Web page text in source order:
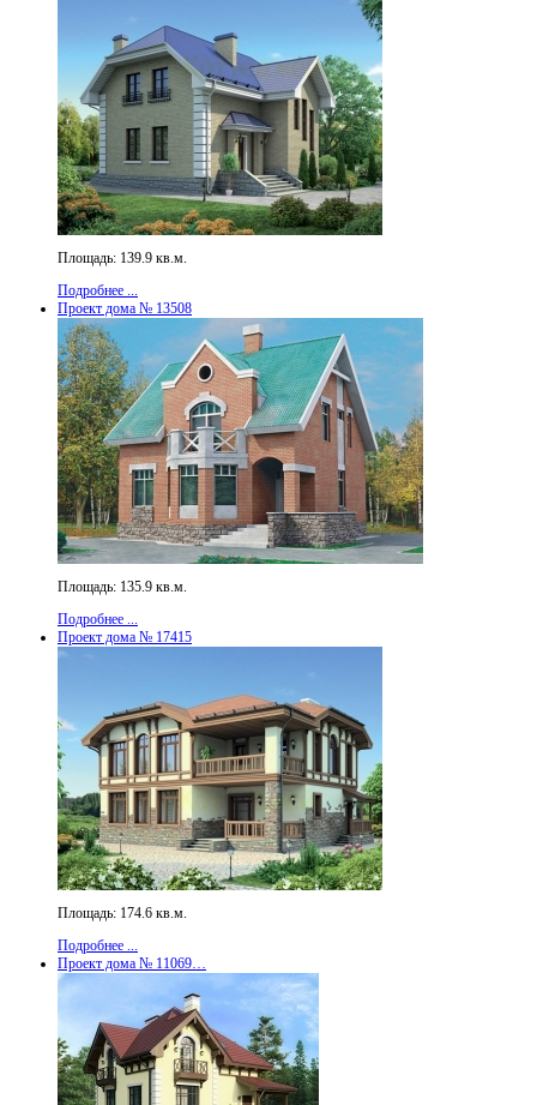
Площадь: 139.9 кв.м.
Подробнее ...
Проект дома № 13508
Площадь: 135.9 кв.м.
Подробнее ...
Проект дома № 17415
Площадь: 174.6 кв.м.
Подробнее ...
Проект дома № 11069…